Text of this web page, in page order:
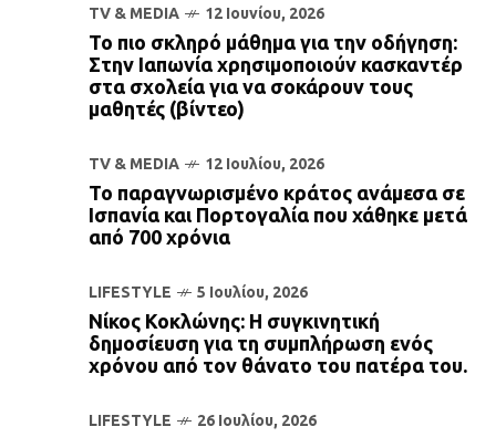
TV & MEDIA 12 Ιουνίου, 2026
Το πιο σκληρό μάθημα για την οδήγηση:
Στην Ιαπωνία χρησιμοποιούν κασκαντέρ
στα σχολεία για να σοκάρουν τους
μαθητές (βίντεο)
TV & MEDIA 12 Ιουλίου, 2026
Το παραγνωρισμένο κράτος ανάμεσα σε
Ισπανία και Πορτογαλία που χάθηκε μετά
από 700 χρόνια
LIFESTYLE 5 Ιουλίου, 2026
Νίκος Κοκλώνης: Η συγκινητική
δημοσίευση για τη συμπλήρωση ενός
χρόνου από τον θάνατο του πατέρα του.
LIFESTYLE 26 Ιουλίου, 2026